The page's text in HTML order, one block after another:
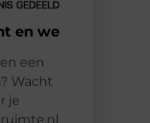
en we
een
Wacht
je